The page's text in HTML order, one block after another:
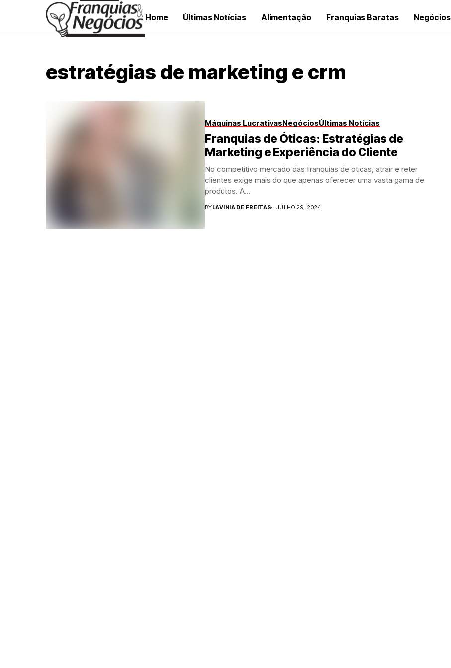
Home Últimas Notícias Alimentação Franquias Baratas Negócios
estratégias de marketing e crm
Máquinas LucrativasNegóciosÚltimas Notícias
Franquias de Óticas: Estratégias de
Marketing e Experiência do Cliente
No competitivo mercado das franquias de óticas, atrair e reter
clientes exige mais do que apenas oferecer uma vasta gama de
produtos. A...
BYLAVINIA DE FREITAS JULHO 29, 2024